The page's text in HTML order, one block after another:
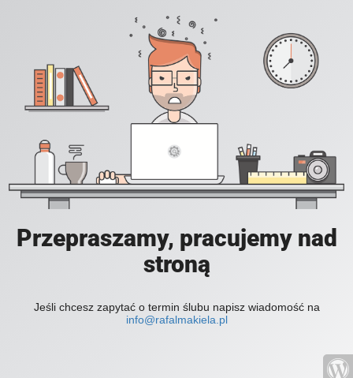
Przepraszamy, pracujemy nad
stroną
Jeśli chcesz zapytać o termin ślubu napisz wiadomość na
info@rafalmakiela.pl